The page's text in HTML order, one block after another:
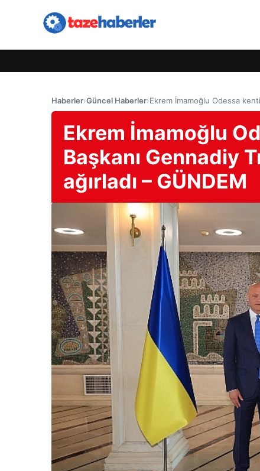
Haberler›Güncel Haberler›Ekrem İmamoğlu Odessa
Ekrem İmamoğlu
Başkanı Gennadiy
ağırladı – GÜNDEM